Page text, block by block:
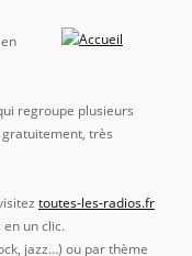
regroupe plusieurs
très
toutes-les-radios.fr
un clic.
jazz…) ou par thème